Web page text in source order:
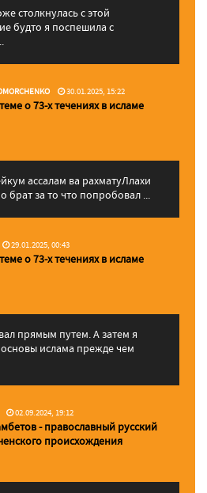
столкнулась с этой
будто я поспешила с
30.01.2025, 15:22
о 73-х течениях в исламе
брат за то что попробовал ...
29.01.2025, 00:43
о 73-х течениях в исламе
прямым путем. А затем я
ислама прежде чем
02.09.2024, 19:12
- православный русский
происхождения